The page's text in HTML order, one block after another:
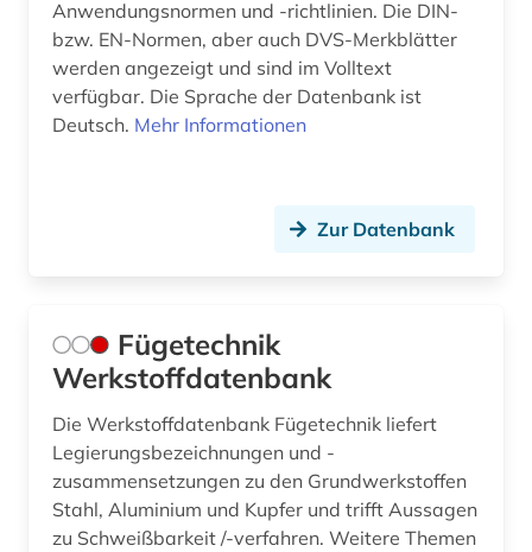
Anwendungsnormen und -richtlinien. Die DIN-
bzw. EN-Normen, aber auch DVS-Merkblätter
werden angezeigt und sind im Volltext
verfügbar. Die Sprache der Datenbank ist
Deutsch. Mehr Informationen
Zur Datenbank
Fügetechnik
Werkstoffdatenbank
Die Werkstoffdatenbank Fügetechnik liefert
Legierungsbezeichnungen und -
zusammensetzungen zu den Grundwerkstoffen
Stahl, Aluminium und Kupfer und trifft Aussagen
zu Schweißbarkeit /-verfahren. Weitere Themen